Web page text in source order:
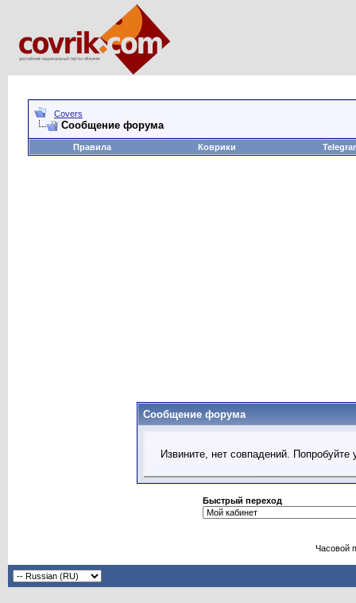
Covers
Сообщение форума
Правила Коврики
Сообщение форума
Извините, нет совпадений.
Быстрый переход
Часовой